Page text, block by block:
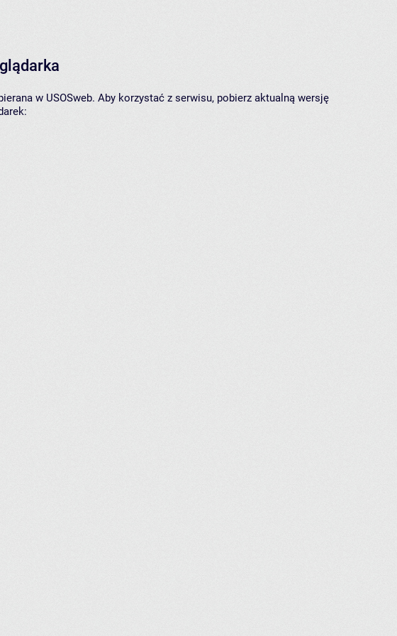
w USOSweb. Aby korzystać z serwisu, pobierz aktualną wersję